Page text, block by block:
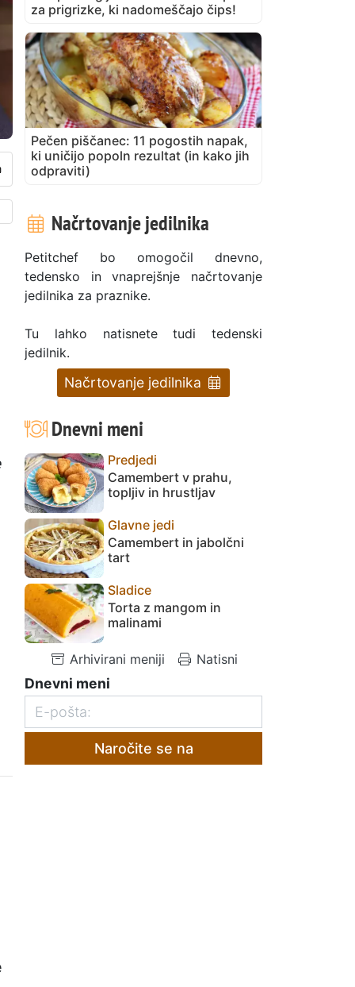
za prigrizke, ki nadomeščajo čips!
Pečen piščanec: 11 pogostih napak,
ki uničijo popoln rezultat (in kako jih
odpraviti)
Načrtovanje jedilnika
Petitchef bo omogočil dnevno,
tedensko in vnaprejšnje načrtovanje
jedilnika za praznike.
Tu lahko natisnete tudi tedenski
jedilnik.
Načrtovanje jedilnika
Dnevni meni
Predjedi
Camembert v prahu,
topljiv in hrustljav
Glavne jedi
Camembert in jabolčni
tart
Sladice
Torta z mangom in
malinami
Arhivirani meniji Natisni
Dnevni meni
Naročite se na